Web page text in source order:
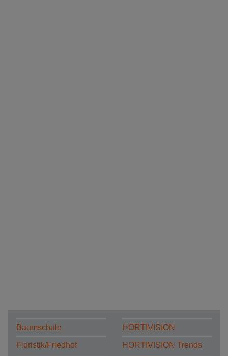
Baumschule
Floristik/Friedhof
HORTIVISION
HORTIVISION Trends